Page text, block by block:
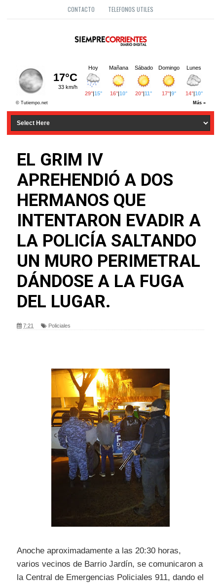
CONTACTO TELEFONOS UTILES
EL GRIM IV
APREHENDIÓ A DOS
HERMANOS QUE
INTENTARON EVADIR A
LA POLICÍA SALTANDO
UN MURO PERIMETRAL
DÁNDOSE A LA FUGA
DEL LUGAR.
7:21 Policiales
Anoche aproximadamente a las 20:30 horas,
varios vecinos de Barrio Jardín, se comunicaron a
la Central de Emergencias Policiales 911, dando el